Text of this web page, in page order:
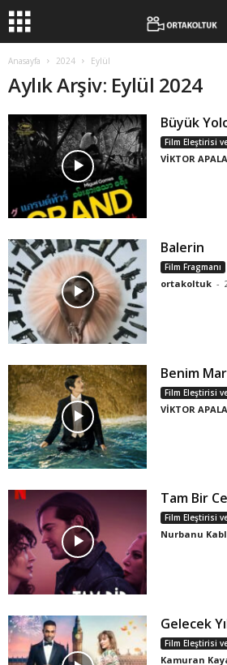
Anasayfa 2024 Eylül
Aylık Arşiv: Eylül 2024
Büyük
Film Eleştirisi
VİKTOR
Balerin
Film Fragmanı
ortakoltuk -
Benim
Film Eleştirisi
VİKTOR
Tam Bir
Film Eleştirisi
Nurbanu
Gelecek
Film Eleştirisi
Kamuran